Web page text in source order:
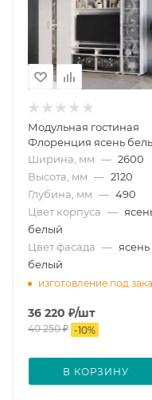
Модульная гостиная
Флоренция ясень
Ширина, мм — 2600
Высота, мм — 2120
Глубина, мм — 490
Цвет корпуса —
белый
Цвет фасада — ясень
белый
изготовление под
36 220 ₽/шт
40 250₽ -10%
В КОРЗИНУ